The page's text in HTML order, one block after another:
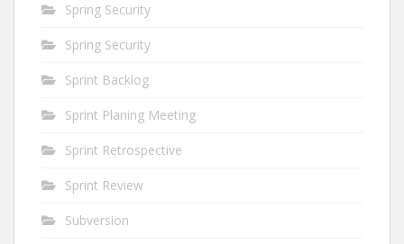
Spring Security
Spring Security
Sprint Backlog
Sprint Planing Meeting
Sprint Retrospective
Sprint Review
Subversion